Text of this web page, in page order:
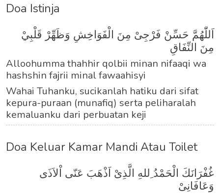
Doa Istinja
اَللّٰهُمَّ حَسِّنْ فَرْجِىْ مِنَ الْفَوَاخِشِ وَظَهِّرْ قَلْبِيْ
مِنَ النِّفَاقِ
Alloohumma thahhir qolbii minan nifaaqi wa
hashshin fajrii minal fawaahisyi
Wahai Tuhanku, sucikanlah hatiku dari sifat
kepura-puraan (munafiq) serta peliharalah
kemaluanku dari perbuatan keji
Doa Keluar Kamar Mandi Atau Toilet
غُفْرَانَكَ الْحَمْدُ ِللهِ الَّذِىْ اَذْهَبَ عَنّى اْلاَذَى
وَعَافَانِىْ